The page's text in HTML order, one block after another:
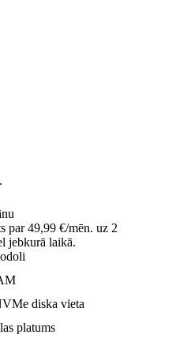
par 49,99 €/mēn. uz 2
jebkurā laikā.
diska vieta
platums